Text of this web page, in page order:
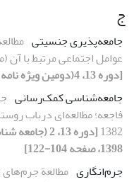
ج
جامعه‌پذیری جنسیتی
عوامل اجتماعی مرتبط با
[دوره 13، 4(دومین ویژه نامه یزد)، 1398، صفحه 138-163]
جامعه‌شناسی کمک‌رسانی
فاجعه؛ مطالعه‌ای درباب
1382
[دوره 13، 2
1398، صفحه 104-122]
جرم‌انگاری مطالعة